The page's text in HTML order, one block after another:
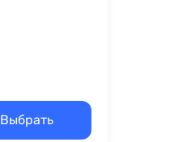
Выбрать